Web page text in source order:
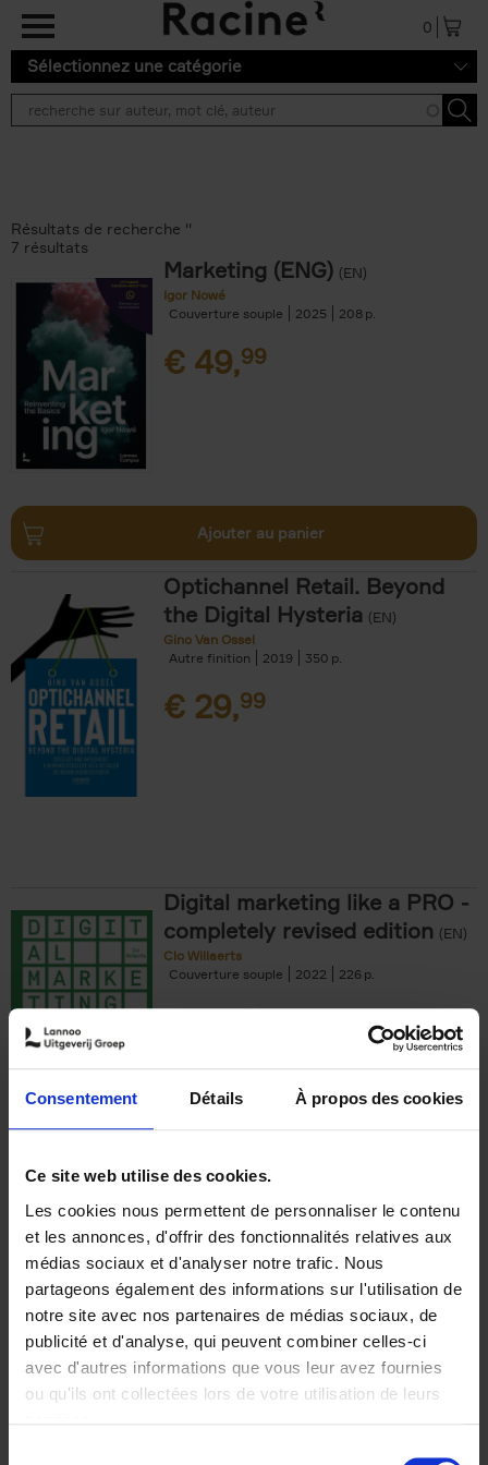
Consentement Détails À propos des cookies
Ce site web utilise des cookies.
Les cookies nous permettent de personnaliser le contenu
et les annonces, d'offrir des fonctionnalités relatives aux
médias sociaux et d'analyser notre trafic. Nous
partageons également des informations sur l'utilisation de
notre site avec nos partenaires de médias sociaux, de
publicité et d'analyse, qui peuvent combiner celles-ci
avec d'autres informations que vous leur avez fournies
ou qu'ils ont collectées lors de votre utilisation de leurs
Aller au contenu principal
0
Sélectionnez une catégorie
Résultats de recherche ''
7 résultats
Marketing (ENG) (EN)
Igor Nowé
Couverture souple
2025 208
€ 49,99
Ajouter au panier
Optichannel Retail. Beyond
the Digital Hysteria (EN)
Gino Van Ossel
Autre finition
2019 350
€ 29,99
Digital marketing like a PRO -
completely revised edition (EN)
Clo Willaerts
Couverture souple
2022 226
€35,50
The Offer You Can't
Refuse
Steven Van Belleghem
Couverture souple
2020 256
€37,50